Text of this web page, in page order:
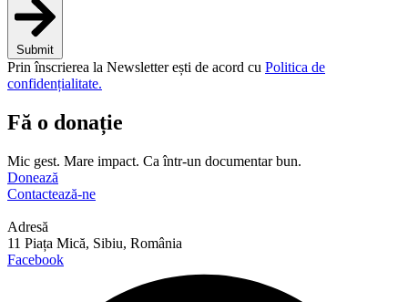
Submit
Prin înscrierea la Newsletter ești de acord cu Politica de
confidențialitate.
Fă o donație
Mic gest. Mare impact. Ca într-un documentar bun.
Donează
Contactează-ne
Adresă
11 Piața Mică, Sibiu, România
Facebook